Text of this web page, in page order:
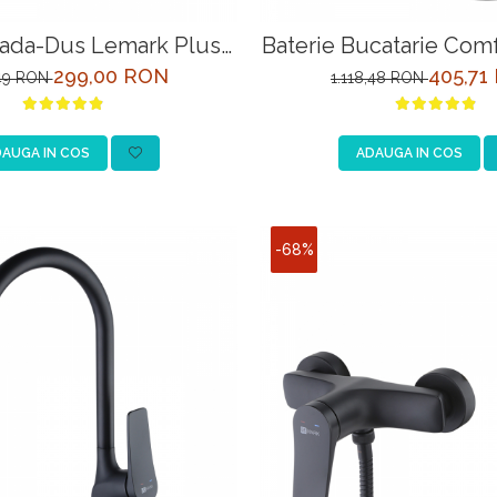
Dus Lemark Plus
LM1551C Crom
RON299,00 RON
IN COS
Baterie Bucatarie
cai cu Racord la
Potabila
1.118,48 RON405,71
ADAUGA IN COS
-68%